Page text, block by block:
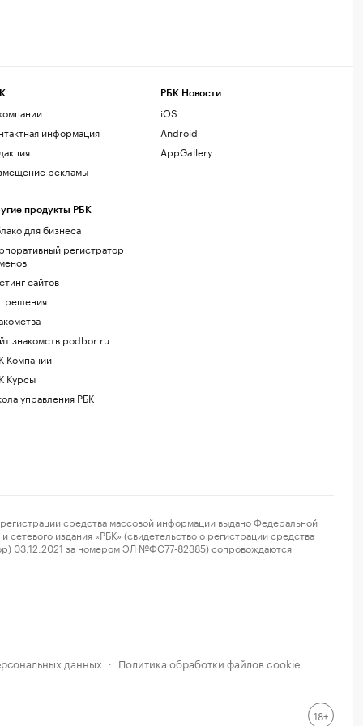
информация
рекламы
продукты РБК
для бизнеса
регистратор
сайтов
знакомств podbor.ru
Компании
Курсы
управления РБК
РБК Новости
iOS
Android
AppGallery
средства массовой информации выдано Федеральной
издания «РБК» (свидетельство о регистрации средства
03.12.2021 за номером ЭЛ №ФС77-82385) сопровождаются
данных · Политика обработки файлов cookie
18+